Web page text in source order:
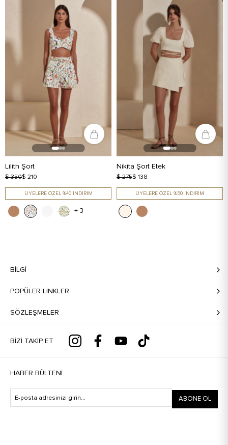
Lilith Şort
$ 350$ 210
ÜYELERE ÖZEL %40 İNDİRİM
+ 3
Nikita Şort Etek
$ 275$ 138
ÜYELERE ÖZEL %50 İNDİRİM
BILGI
POPÜLER LİNKLER
SÖZLEŞMELER
BIZI TAKIP ET
HABER BÜLTENI
ABONE OL